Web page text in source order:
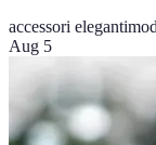
accessori eleganti
Aug 5